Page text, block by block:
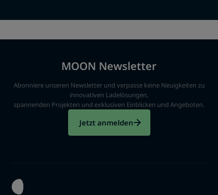
MOON Newsletter
Abonniere unseren Newsletter und verpasse keine Neuigkeiten zu
innovativen Ladelösungen,
spannenden Projekten und exklusiven Einblicken und Angeboten.
Jetzt anmelden